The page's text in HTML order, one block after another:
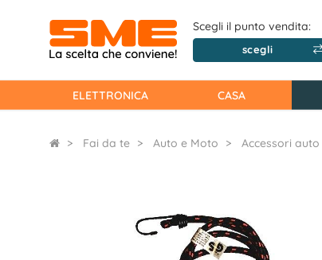
Scegli il punto vendita:
scegli
ELETTRONICA CASA
Fai da te Auto e Moto Accessori auto